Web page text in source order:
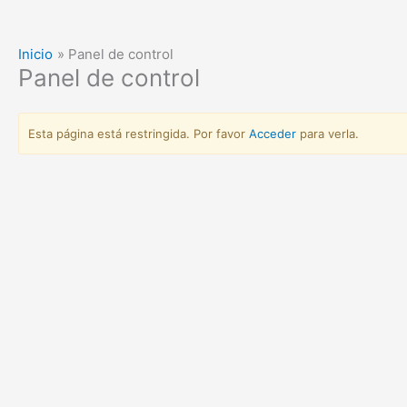
Inicio Panel de control
Panel de control
Esta página está restringida. Por favor Acceder para verla.